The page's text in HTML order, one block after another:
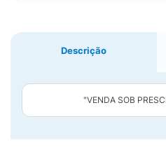
Descrição
"VENDA SOB